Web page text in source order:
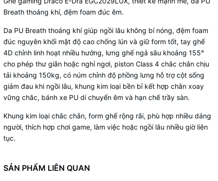
Breath thoáng khí, đệm foam đúc êm.
Da PU Breath thoáng khí giúp ngồi lâu không bí nóng, đệm foam
đúc nguyên khối mật độ cao chống lún và giữ form tốt, tay ghế
4D chỉnh linh hoạt nhiều hướng, lưng ghế ngả sâu khoảng 155°
cho phép thư giãn hoặc nghỉ ngơi, piston Class 4 chắc chắn chịu
tải khoảng 150kg, có núm chỉnh độ phồng lưng hỗ trợ cột sống
giảm đau khi ngồi lâu, khung kim loại bền bỉ kết hợp chân xoay
vững chắc, bánh xe PU di chuyển êm và hạn chế trầy sàn.
Khung kim loại chắc chắn, form ghế rộng rãi, phù hợp nhiều dáng
người, thích hợp chơi game, làm việc hoặc ngồi lâu nhiều giờ liên
tục.
SẢN PHẨM LIÊN QUAN